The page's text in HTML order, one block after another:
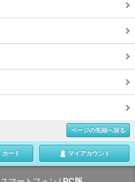
ページの先頭へ戻る
カート マイアカウント